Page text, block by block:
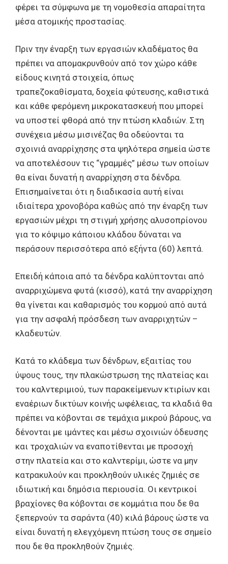
φέρει τα σύμφωνα με τη νομοθεσία απαραίτητα
μέσα ατομικής προστασίας.
Πριν την έναρξη των εργασιών κλαδέματος θα
πρέπει να απομακρυνθούν από τον χώρο κάθε
είδους κινητά στοιχεία, όπως
τραπεζοκαθίσματα, δοχεία φύτευσης, καθιστικά
και κάθε φερόμενη μικροκατασκευή που μπορεί
να υποστεί φθορά από την πτώση κλαδιών. Στη
συνέχεια μέσω μισινέζας θα οδεύονται τα
σχοινιά αναρρίχησης στα ψηλότερα σημεία ώστε
να αποτελέσουν τις “γραμμές” μέσω των οποίων
θα είναι δυνατή η αναρρίχηση στα δένδρα.
Επισημαίνεται ότι η διαδικασία αυτή είναι
ιδιαίτερα χρονοβόρα καθώς από την έναρξη των
εργασιών μέχρι τη στιγμή χρήσης αλυσοπρίονου
για το κόψιμο κάποιου κλάδου δύναται να
περάσουν περισσότερα από εξήντα (60) λεπτά.
Επειδή κάποια από τα δένδρα καλύπτονται από
αναρριχώμενα φυτά (κισσό), κατά την αναρρίχηση
θα γίνεται και καθαρισμός του κορμού από αυτά
για την ασφαλή πρόσδεση των αναρριχητών –
κλαδευτών.
Κατά το κλάδεμα των δένδρων, εξαιτίας του
ύψους τους, την πλακώστρωση της πλατείας και
του καλντεριμιού, των παρακείμενων κτιρίων και
εναέριων δικτύων κοινής ωφέλειας, τα κλαδιά θα
πρέπει να κόβονται σε τεμάχια μικρού βάρους, να
δένονται με ιμάντες και μέσω σχοινιών όδευσης
και τροχαλιών να εναποτίθενται με προσοχή
στην πλατεία και στο καλντερίμι, ώστε να μην
κατρακυλούν και προκληθούν υλικές ζημιές σε
ιδιωτική και δημόσια περιουσία. Οι κεντρικοί
βραχίονες θα κόβονται σε κομμάτια που δε θα
ξεπερνούν τα σαράντα (40) κιλά βάρους ώστε να
είναι δυνατή η ελεγχόμενη πτώση τους σε σημείο
που δε θα προκληθούν ζημιές.